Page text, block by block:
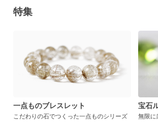
特集
一点ものブレスレット
こだわりの石でつくった一点ものシリーズ
宝石
無限に